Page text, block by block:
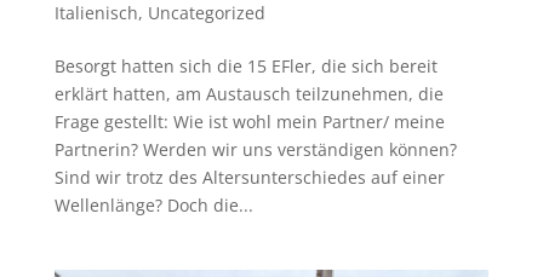
Italienisch, Uncategorized
Besorgt hatten sich die 15 EFler, die sich bereit
erklärt hatten, am Austausch teilzunehmen, die
Frage gestellt: Wie ist wohl mein Partner/ meine
Partnerin? Werden wir uns verständigen können?
Sind wir trotz des Altersunterschiedes auf einer
Wellenlänge? Doch die...